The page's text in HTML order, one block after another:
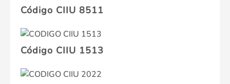
Código CIIU 8511
Código CIIU 1513